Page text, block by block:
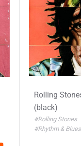
Rolling
(black)
#Rolling Stones
#Rhythm & Blues